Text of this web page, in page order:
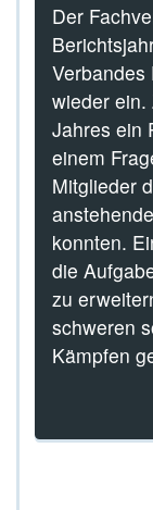
Der
Verbandes
wieder ein.
Jahres ein
einem
Mitglieder
konnten.
die
zu
schweren
Kämpfen